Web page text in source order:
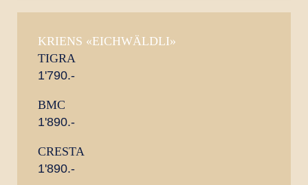
KRIENS «EICHWÄLDLI»
TIGRA
1'790.-
BMC
1'890.-
CRESTA
1'890.-